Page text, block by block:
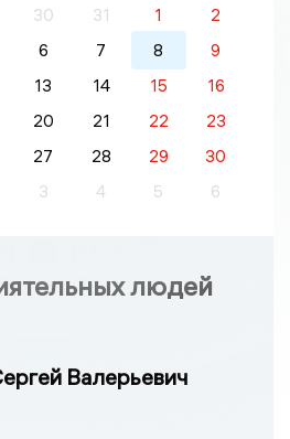
30 31 1
2
6 7 8
9
13 14 15
16
20 21 22
23
27 28 29
30
3 4 5 6
людей
Валерьевич